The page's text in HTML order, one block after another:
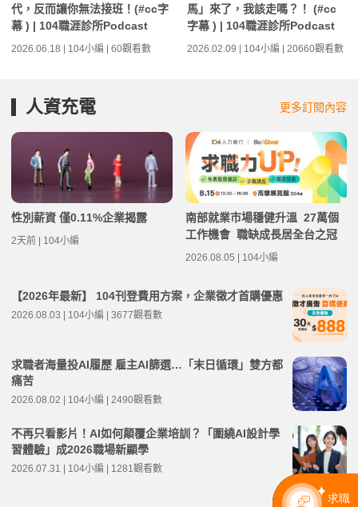
代，反而讓你無法接班！(#cc字
幕 ) | 104職涯診所Podcast
2026.06.18 | 104小編 | 60觀看數
馬」來了，我該走嗎？！ (#cc
字幕 ) | 104職涯診所Podcast
2026.02.09 | 104小編 | 20660觀看數
人資充電 更多訂閱內容
性別薪資 僅0.11%企業揭露
2天前 | 104小編
南部就業市場穩健升溫 27萬個
工作機會 職缺成長居全台之冠
2026.08.05 | 104小編
【2026年最新】 104刊登費用方案，企業徵才首購優惠
2026.08.03 | 104小編 | 3677觀看數
求職者海量投AI履歷 雇主AI篩選…「末日循環」雙方都
痛苦
2026.08.02 | 104小編 | 2490觀看數
不再只看影片！AI如何顛覆企業培訓？「圍繞AI設計學
習體驗」成2026職場新顯學
2026.07.31 | 104小編 | 1281觀看數